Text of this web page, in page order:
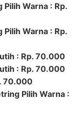
Warna : Rp.
Warna : Rp.
: Rp. 70.000
: Rp. 70.000
70.000
Pilih Warna :